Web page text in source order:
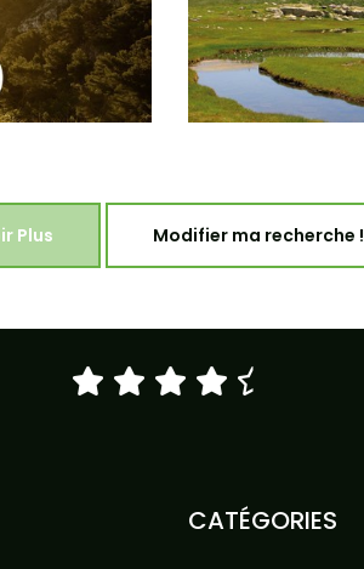
Plus Modifier ma recherche !
CATÉGORIES